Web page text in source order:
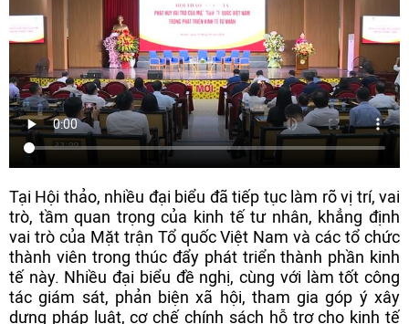
Tại Hội thảo, nhiều đại biểu đã tiếp tục làm rõ vị trí, vai
trò, tầm quan trọng của kinh tế tư nhân, khẳng định
vai trò của Mặt trận Tổ quốc Việt Nam và các tổ chức
thành viên trong thúc đẩy phát triển thành phần kinh
tế này. Nhiều đại biểu đề nghị, cùng với làm tốt công
tác giám sát, phản biện xã hội, tham gia góp ý xây
dựng pháp luật, cơ chế chính sách hỗ trợ cho kinh tế